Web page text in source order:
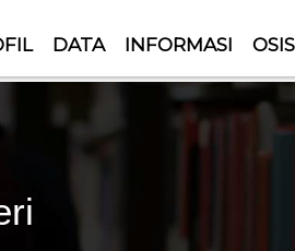
DATA INFORMASI OSIS